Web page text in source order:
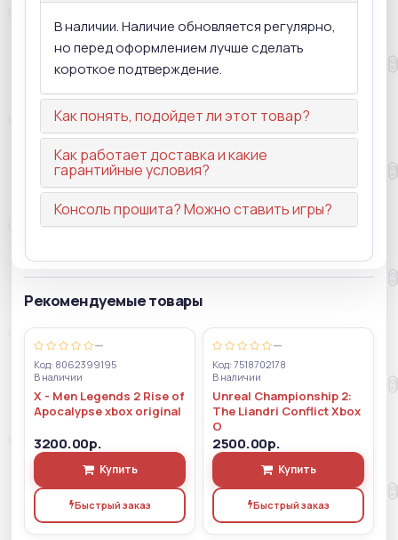
В наличии. Наличие обновляется регулярно,
но перед оформлением лучше сделать
короткое подтверждение.
Как понять, подойдет ли этот товар?
Как работает доставка и какие
гарантийные условия?
Консоль прошита? Можно ставить игры?
Рекомендуемые товары
—
Код: 8062399195
В наличии
X - Men Legends 2 Rise of
Apocalypse xbox original
3200.00р.
Купить
Быстрый заказ
—
Код: 7518702178
В наличии
Unreal Championship 2:
The Liandri Conflict Xbox
O
2500.00р.
Купить
Быстрый заказ